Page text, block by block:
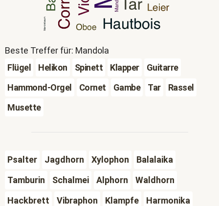
Beste Treffer für: Mandola
Flügel
Helikon Spinett Klapper
Guitarre
Hammond-Orgel
Cornet Gambe Tar
Rassel
Musette
Psalter Jagdhorn Xylophon
Balalaika
Tamburin
Schalmei Alphorn
Waldhorn
Hackbrett
Vibraphon Klampfe
Harmonika